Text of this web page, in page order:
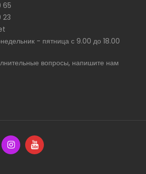
65
23
- пятница с 9.00 до 18.00
вопросы, напишите нам